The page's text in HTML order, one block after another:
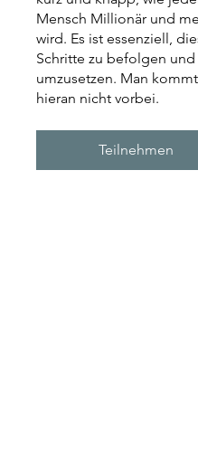
Mensch Millionär und
wird. Es ist essenziell,
Schritte zu befolgen und
umzusetzen. Man kommt
hieran nicht vorbei.
Teilnehmen